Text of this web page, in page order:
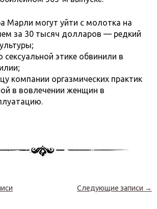
Марли могут уйти с молотка на
за 30 тысяч долларов — редкий
этике обвинили в
компании оргазмических практик
в вовлечении женщин в
Следующие записи →